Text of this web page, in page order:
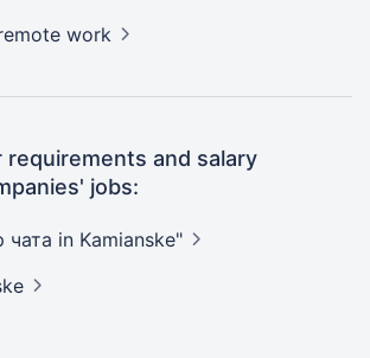
work
requirements and salary
jobs:
чата in Kamianske"